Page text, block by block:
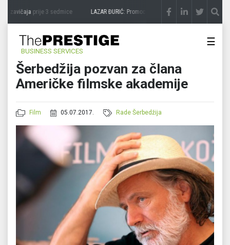
zavičajaprije 3 sedmice LAZAR ĐURIĆ: Promocija potencijal pretvara u destinaciju
BUSINESS SERVICES
☰
Šerbedžija pozvan za člana
Američke filmske akademije
Film 05.07.2017. Rade Šerbedžija